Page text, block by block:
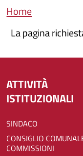
Briciole di
Home
La pagina
ATTIVITÀ
ISTITUZIONALI
SINDACO
CONSIGLIO COMUNALE E
COMMISSIONI